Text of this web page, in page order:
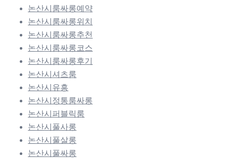
논산시룸싸롱예약
논산시룸싸롱위치
논산시룸싸롱추천
논산시룸싸롱코스
논산시룸싸롱후기
논산시셔츠룸
논산시유흥
논산시정통룸싸롱
논산시퍼블릭룸
논산시풀사롱
논산시풀살롱
논산시풀싸롱